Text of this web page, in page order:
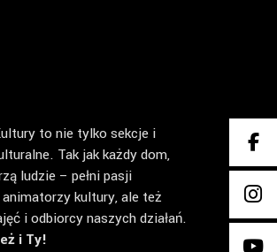
to nie tylko sekcje i
Tak jak każdy dom,
ludzie – pełni pasji
kultury, ale też
i odbiorcy naszych działań.
i Ty!